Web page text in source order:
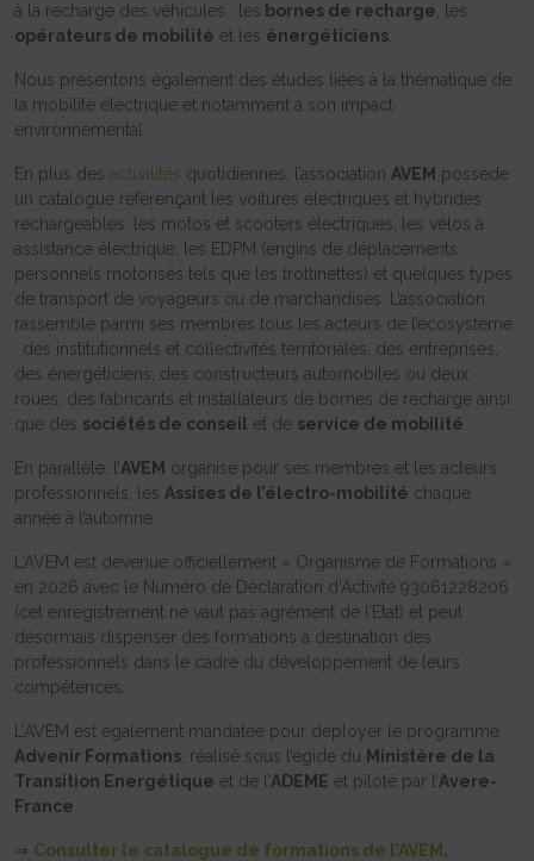
à la recharge des véhicules : les bornes de recharge , les
opérateurs de mobilité et les énergéticiens
Nous présentons également des études liées à la thématique de
la mobilité électrique et notamment à son impact
environnemental.
En plus des actualités quotidiennes, l’association AVEM possède
un catalogue référençant les voitures électriques et hybrides
rechargeables, les motos et scooters électriques, les vélos à
assistance électrique, les EDPM (engins de déplacements
personnels motorisés tels que les trottinettes) et quelques types
de transport de voyageurs ou de marchandises. L’association
rassemble parmi ses membres tous les acteurs de l’écosystème
: des institutionnels et collectivités territoriales, des entreprises,
des énergéticiens, des constructeurs automobiles ou deux
roues, des fabricants et installateurs de bornes de recharge ainsi
que des sociétés de conseil et de service de mobilité
En parallèle, l’AVEM organise pour ses membres et les acteurs
professionnels, les Assises de l’électro-mobilité chaque
année à l’automne.
L’AVEM est devenue officiellement « Organisme de Formations »
en 2026 avec le Numéro de Déclaration d’Activité 93061228206
(cet enregistrement ne vaut pas agrément de l’Etat) et peut
désormais dispenser des formations à destination des
professionnels dans le cadre du développement de leurs
compétences.
L’AVEM est également mandatée pour déployer le programme
Advenir Formations , réalisé sous l’égide du Ministère de la
Transition Energétique et de l’ADEME et piloté par l’Avere-
France
⇒ Consulter le catalogue de formations de l’AVEM .